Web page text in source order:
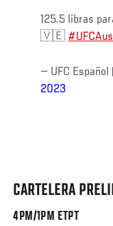
125.5 libras
🇻🇪
— UFC Español
2023
CARTELERA
4PM/1PM ETPT